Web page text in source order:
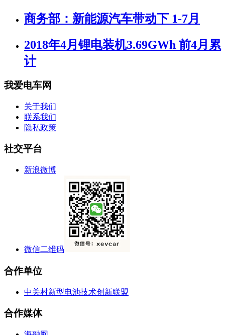
商务部：新能源汽车带动下 1-7月
2018年4月锂电装机3.69GWh 前4月累
计
我爱电车网
关于我们
联系我们
隐私政策
社交平台
新浪微博
微信二维码
合作单位
中关村新型电池技术创新联盟
合作媒体